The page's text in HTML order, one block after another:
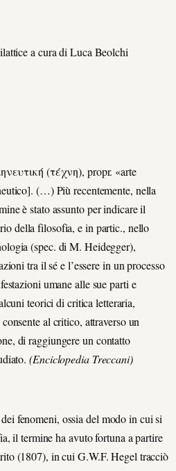
a cura di Luca Beolchi
(τέχνη), propr. «arte
(…) Più recentemente, nella
è stato assunto per indicare il
della filosofia, e in partic., nello
(spec. di M. Heidegger),
tra il sé e l’essere in un processo
umane alle sue parti e
teorici di critica letteraria,
al critico, attraverso un
di raggiungere un contatto
(Enciclopedia Treccani)
fenomeni, ossia del modo in cui si
il termine ha avuto fortuna a partire
(1807), in cui G.W.F. Hegel tracciò